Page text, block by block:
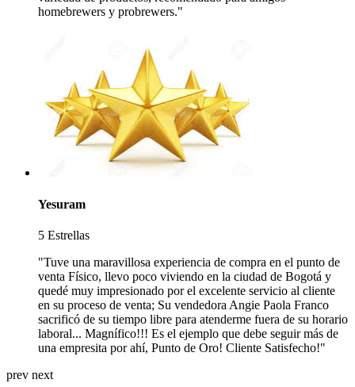
homebrewers y probrewers."
Yesuram
5 Estrellas
"Tuve una maravillosa experiencia de compra en el punto de
venta Físico, llevo poco viviendo en la ciudad de Bogotá y
quedé muy impresionado por el excelente servicio al cliente
en su proceso de venta; Su vendedora Angie Paola Franco
sacrificó de su tiempo libre para atenderme fuera de su horario
laboral... Magnífico!!! Es el ejemplo que debe seguir más de
una empresita por ahí, Punto de Oro! Cliente Satisfecho!"
prev next